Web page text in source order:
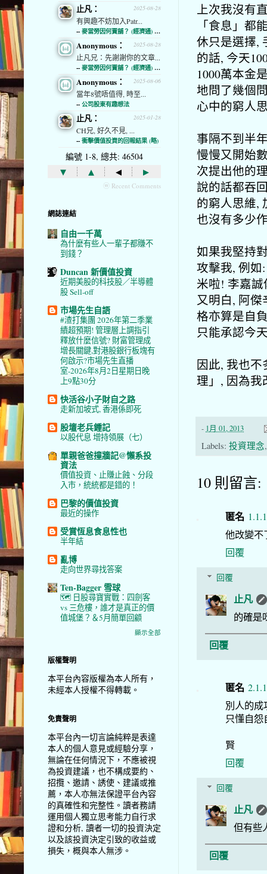
上次我沒有
「食息」都
休只是選擇,
的話, 今天
1000萬本金
地問了幾個
心中的窮人
事隔不到半
慢慢又開始
次提出他的
說的話都吞
的窮人思維,
也沒有多少
如果我堅持
攻擊我, 例如
米啦! 李嘉
又明白, 阿
格亦算是自
只能承認今
因此, 我也
理」, 因為我
- 1月 01, 2013
Labels: 投資理念
10 則留言:
匿名
他改變不
回覆
回覆
止凡
的確是
回覆
匿名
別人的成
只懂自怨
賢
回覆
回覆
止凡
但有些
回覆
2025-08-28
止凡：
有興趣不妨加入Patr...
-- 麥當勞因何賣舖？ (經濟通) (略)
2025-08-28
Anonymous：
止凡兄：先謝謝你的文章...
-- 麥當勞因何賣舖？ (經濟通) (略)
2025-08-06
Anonymous：
當年8號唔值得, 時至...
-- 公司股東有趣想法
2025-01-28
止凡：
CH兄, 好久不見, ...
-- 衝擊價值投資的回報結果 (略)
編號 1-8, 總共: 46504
▾ ▴ ◂ ▸
ⓦ Recent Comments
網誌連結
自由一千萬
為什麼有些人一輩子都賺不
到錢？
Duncan 新價值投資
近期美股的科技股／半導體
股 Sell-off
市場先生自語
#渣打集團 2026年第二季業
績超預期! 管理層上調指引
釋放什麼信號? 財富管理成
增長關鍵,對港股銀行板塊有
何啟示?市場先生直播
室-2026年8月2日星期日晚
上9點30分
快活谷小子財自之路
走新加坡式, 香港係即死
股壇老兵鍾記
以股代息 增持領展（七）
單親爸爸撞牆記@懶系投
資法
價值投資、止賺止蝕、分段
入市，統統都是錯的！
巴黎的價值投資
最近的操作
受賞恆息食息性也
半年結
亂博
走向世界尋找答案
Ten-Bagger 雪球
🗺️ 日股尋寶實戰：四劍客
vs 三危樓，誰才是真正的價
值城堡？＆5月簡單回顧
顯示全部
版權聲明
本平台內容版權為本人所有，
未經本人授權不得轉載。
免責聲明
本平台內一切言論純粹是表達
本人的個人意見或經驗分享，
無論在任何情況下，不應被視
為投資建議，也不構成要約、
招攬、邀請、誘使、建議或推
薦，本人亦無法保證平台內容
的真確性和完整性。讀者務請
運用個人獨立思考能力自行求
證和分析, 讀者一切的投資決定
以及該投資決定引致的收益或
損失，概與本人無涉。